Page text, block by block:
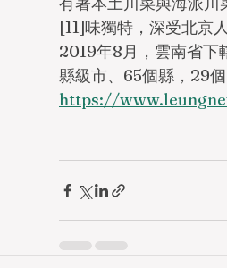
[11]味獨特，深受北京
2019年8月，雲南省下
縣級市、65個縣，29
https://